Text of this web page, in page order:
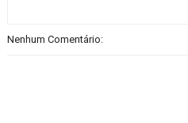
Nenhum Comentário: